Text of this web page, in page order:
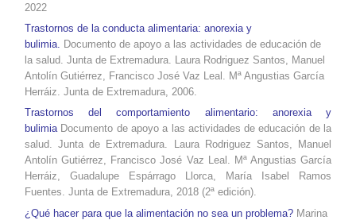
2022
Trastornos de la conducta alimentaria: anorexia y
bulimia.
Documento de apoyo a las actividades de educación de
la salud. Junta de Extremadura. Laura Rodriguez Santos, Manuel
Antolín Gutiérrez, Francisco José Vaz Leal. Mª Angustias García
Herráiz. Junta de Extremadura, 2006.
Trastornos del comportamiento alimentario: anorexia y
bulimiaDocumento de apoyo a las actividades de educación de la
salud. Junta de Extremadura. Laura Rodriguez Santos, Manuel
Antolín Gutiérrez, Francisco José Vaz Leal. Mª Angustias García
Herráiz, Guadalupe Espárrago Llorca, María Isabel Ramos
Fuentes. Junta de Extremadura, 2018 (2ª edición).
¿Qué hacer para que la alimentación no sea un problema? Marina